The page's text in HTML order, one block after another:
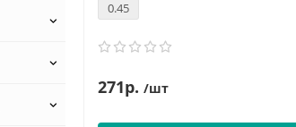
0.45
271р. /шт